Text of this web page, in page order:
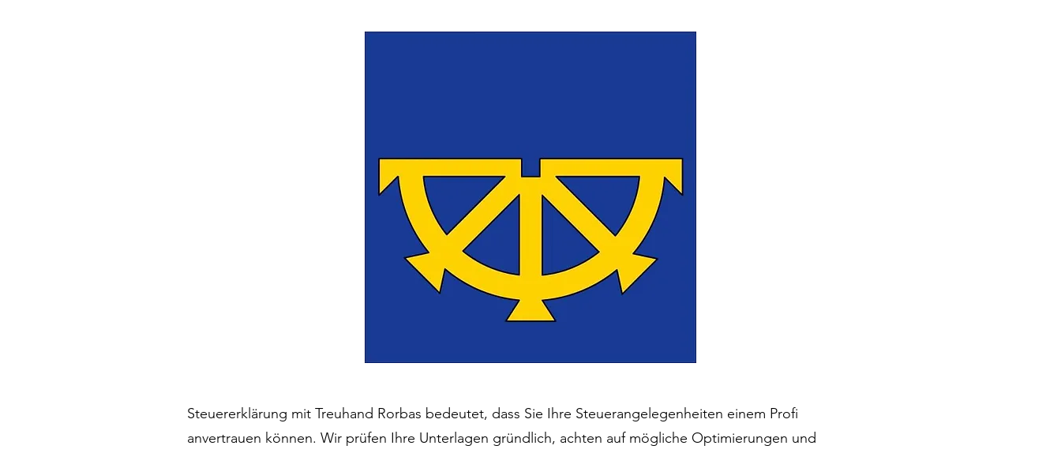
Steuererklärung mit Treuhand Rorbas bedeutet, dass Sie Ihre Steuerangelegenheiten einem Profi
anvertrauen können. Wir prüfen Ihre Unterlagen gründlich, achten auf mögliche Optimierungen und